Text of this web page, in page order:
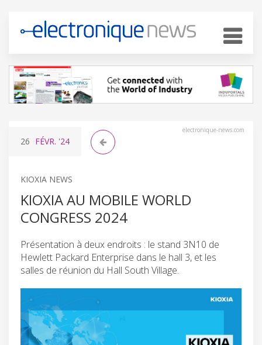
electronique-news.com
26 FÉVR. '24
KIOXIA NEWS
KIOXIA AU MOBILE WORLD
CONGRESS 2024
Présentation à deux endroits : le stand 3N10 de
Hewlett Packard Enterprise dans le hall 3, et les
salles de réunion du Hall South Village.